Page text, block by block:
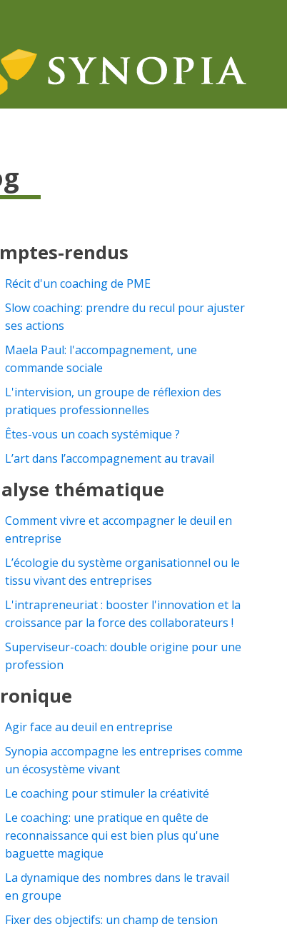
rendus
Récit d'un coaching de PME
Slow coaching: prendre du recul pour ajuster
ses actions
Maela Paul: l'accompagnement, une
commande sociale
L'intervision, un groupe de réflexion des
pratiques professionnelles
Êtes-vous un coach systémique ?
L’art dans l’accompagnement au travail
thématique
Comment vivre et accompagner le deuil en
entreprise
L’écologie du système organisationnel ou le
tissu vivant des entreprises
L'intrapreneuriat : booster l'innovation et la
croissance par la force des collaborateurs !
Superviseur-coach: double origine pour une
profession
Agir face au deuil en entreprise
Synopia accompagne les entreprises comme
un écosystème vivant
Le coaching pour stimuler la créativité
Le coaching: une pratique en quête de
reconnaissance qui est bien plus qu'une
baguette magique
La dynamique des nombres dans le travail
en groupe
Fixer des objectifs: un champ de tension